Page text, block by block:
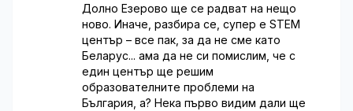
Долно Езерово ще се радват на нещо
ново. Иначе, разбира се, супер е STEM
център – все пак, за да не сме като
Беларус... ама да не си помислим, че с
един център ще решим
образователните проблеми на
България, а? Нека първо видим дали ще